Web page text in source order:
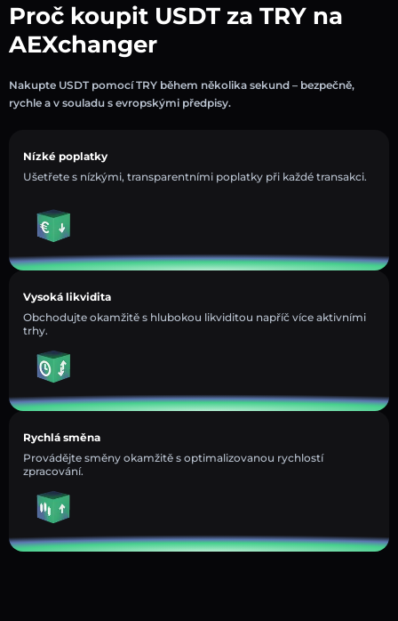
Proč koupit USDT za TRY na
AEXchanger
Nakupte USDT pomocí TRY během několika sekund – bezpečně,
rychle a v souladu s evropskými předpisy.
Nízké poplatky
Ušetřete s nízkými, transparentními poplatky při každé transakci.
Vysoká likvidita
Obchodujte okamžitě s hlubokou likviditou napříč více aktivními
trhy.
Rychlá směna
Provádějte směny okamžitě s optimalizovanou rychlostí
zpracování.